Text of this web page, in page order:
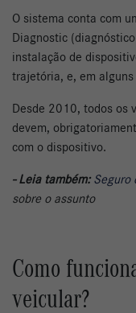
O sistema conta com
Diagnostic
instalação de
trajetória, e, em
Desde 2010, todos os
devem,
com o dispositivo.
- Leia também: Seguro
sobre o assunto
Como
veicular?